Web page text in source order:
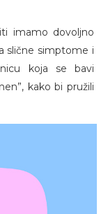
imamo dovoljno
slične simptome i
koja se bavi
kako bi pružili